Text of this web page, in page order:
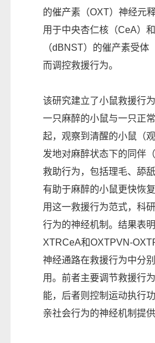
的催产素（OXT）神经元
用于中央杏仁核（CeA）
（dBNST）的催产素受体
而调控救援行为。
该研究建立了小鼠救援行
一只麻醉的小鼠与一只正
起，观察到清醒的小鼠（
发地对麻醉状态下的同伴
救助行为，包括理毛、舔
有助于麻醉的小鼠更快恢
用这一救援行为范式，科
行为的神经机制。结果表
XTRCeA和OXTPVN-
神经通路在救援行为中分
用。前者主要调节救援行
能，后者则控制运动执行
亲社会行为的神经机制提